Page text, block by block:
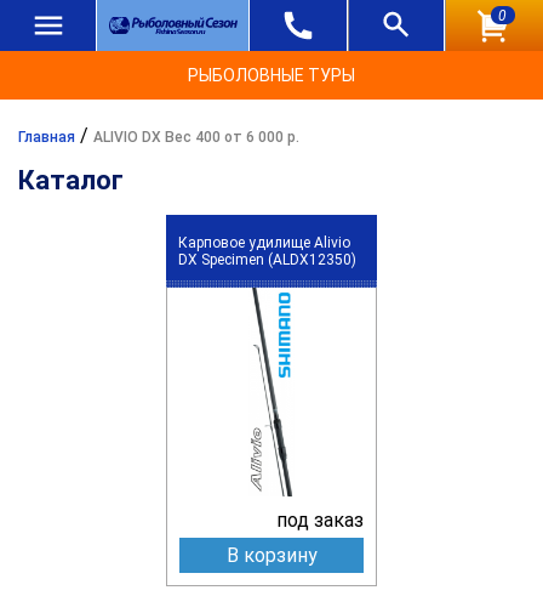
0
РЫБОЛОВНЫЕ ТУРЫ
Главная / ALIVIO DX Вес 400 от 6 000 р.
Каталог
Карповое удилище Alivio
DX Specimen (ALDX12350)
под заказ
В корзину